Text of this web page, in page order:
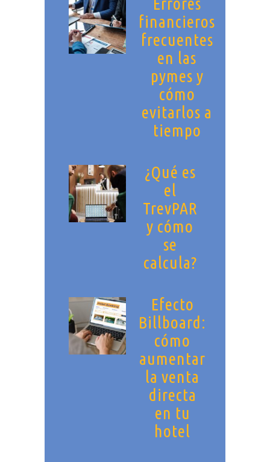
financieros
frecuentes
en las
pymes y
cómo
evitarlos a
tiempo
¿Qué es
el
TrevPAR
y cómo
se
calcula?
Efecto
Billboard:
cómo
aumentar
la venta
directa
en tu
hotel